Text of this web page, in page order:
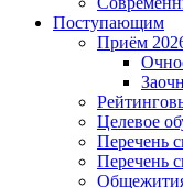
Поступающим
Приём
Целевое
Перечень
Перечень